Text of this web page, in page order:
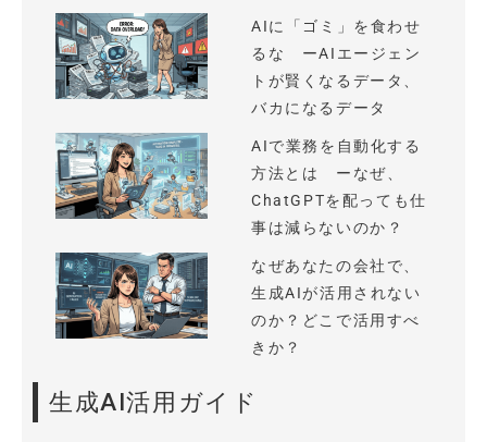
AIに「ゴミ」を食わせ
るな ーAIエージェン
トが賢くなるデータ、
バカになるデータ
AIで業務を自動化する
方法とは ーなぜ、
ChatGPTを配っても仕
事は減らないのか？
なぜあなたの会社で、
生成AIが活用されない
のか？どこで活用すべ
きか？
生成AI活用ガイド